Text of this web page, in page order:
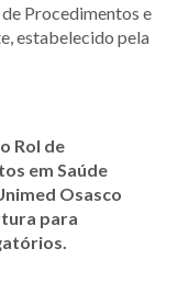
Procedimentos e
estabelecido pela
Rol de
em Saúde
Osasco
para